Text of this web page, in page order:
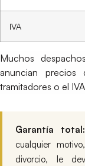
IVA
Muchos
anuncian
tramitadores o el
Garantía total:
cualquier
divorcio, le